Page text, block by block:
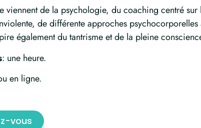
viennent de la psychologie, du coaching centré
de différente approches psychocorporelles
également du tantrisme et de la pleine
: une heure.
en ligne.
vous